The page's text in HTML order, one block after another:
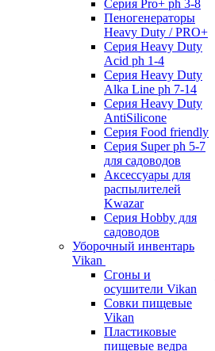
Серия Pro+ ph 3-8
Пеногенераторы
Heavy Duty / PRO+
Серия Heavy Duty
Acid ph 1-4
Серия Heavy Duty
Alka Line ph 7-14
Серия Heavy Duty
AntiSilicone
Серия Food friendly
Серия Super ph 5-7
для садоводов
Аксессуары для
распылителей
Kwazar
Серия Hobby для
садоводов
Уборочный инвентарь
Vikan
Сгоны и
осушители Vikan
Совки пищевые
Vikan
Пластиковые
пищевые ведра